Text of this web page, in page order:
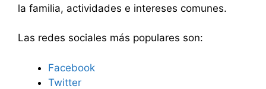
la familia, actividades e intereses comunes.
Las redes sociales más populares son:
Facebook
Twitter